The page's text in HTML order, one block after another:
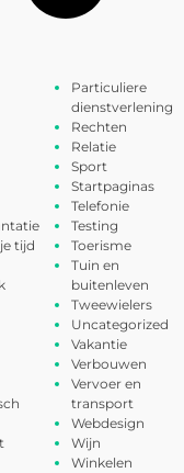
tijd
Particuliere
dienstverlening
Rechten
Relatie
Sport
Startpaginas
Telefonie
Testing
Toerisme
Tuin en
buitenleven
Tweewielers
Uncategorized
Vakantie
Verbouwen
Vervoer en
transport
Webdesign
Wijn
Winkelen